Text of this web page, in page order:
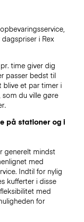
i Rex
time giver dig
passer bedst til
et par timer i
som du ville gøre
på stationer og i
generelt mindst
med
Indtil for nylig
kufferter i disse
med
for